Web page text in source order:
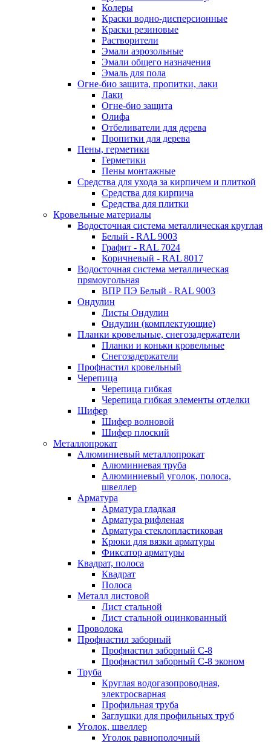
Колеры
Краски водно-дисперсионные
Краски резиновые
Растворители
Эмали аэрозольные
Эмали общего назначения
Эмаль для пола
Огне-био защита, пропитки, лаки
Лаки
Огне-био защита
Олифа
Отбеливатели для дерева
Пропитки для дерева
Пены, герметики
Герметики
Пены монтажные
Средства для ухода за кирпичем и плиткой
Средства для кирпича
Средства для плитки
Кровельные материалы
Водосточная система металлическая круглая
Белый - RAL 9003
Графит - RAL 7024
Коричневый - RAL 8017
Водосточная система металлическая
прямоугольная
ВПР ПЭ Белый - RAL 9003
Ондулин
Листы Ондулин
Ондулин (комплектующие)
Планки кровельные, снегозадержатели
Планки и коньки кровельные
Снегозадержатели
Профнастил кровельный
Черепица
Черепица гибкая
Черепица гибкая элементы отделки
Шифер
Шифер волновой
Шифер плоский
Металлопрокат
Алюминиевый металлопрокат
Алюминиевая труба
Алюминиевый уголок, полоса,
швеллер
Арматура
Арматура гладкая
Арматура рифленая
Арматура стеклопластиковая
Крюки для вязки арматуры
Фиксатор арматуры
Квадрат, полоса
Квадрат
Полоса
Металл листовой
Лист стальной
Лист стальной оцинкованный
Проволока
Профнастил заборный
Профнастил заборный С-8
Профнастил заборный С-8 эконом
Труба
Круглая водогазопроводная,
электросварная
Профильная труба
Заглушки для профильных труб
Уголок, швеллер
Уголок равнополочный